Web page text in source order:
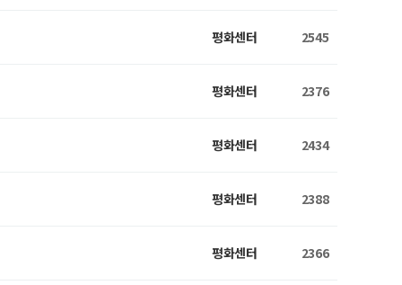
평화센터 2545
평화센터 2376
평화센터 2434
평화센터 2388
평화센터 2366